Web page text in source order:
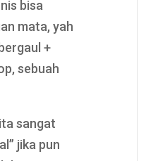
bisa
mata, yah
+
sebuah
sangat
jika pun